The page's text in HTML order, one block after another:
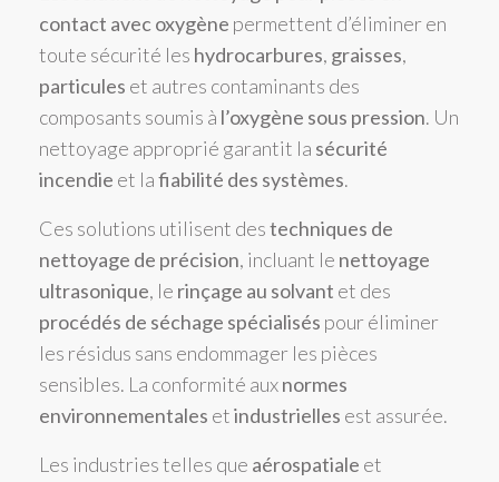
contact avec oxygène permettent d’éliminer en
toute sécurité les hydrocarbures, graisses,
particules et autres contaminants des
composants soumis à l’oxygène sous pression. Un
nettoyage approprié garantit la sécurité
incendie et lafiabilité des systèmes.
Ces solutions utilisent destechniques de
nettoyage de précision, incluant le nettoyage
ultrasonique, le rinçage au solvant et des
procédés de séchage spécialisés pour éliminer
les résidus sans endommager les pièces
sensibles. La conformité auxnormes
environnementales etindustrielles est assurée.
Les industries telles que aérospatiale et